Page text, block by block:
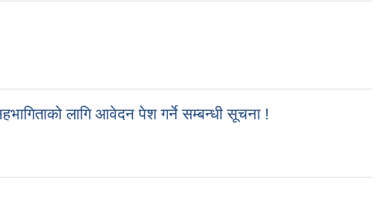
लागि आवेदन पेश गर्ने सम्बन्धी सूचना !